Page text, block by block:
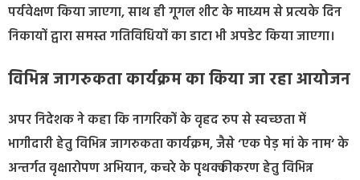
पर्यवेक्षण किया जाएगा, साथ ही गूगल शीट के माध्यम से प्रत्यके दिन
निकायों द्वारा समस्त गतिविधियों का डाटा भी अपडेट किया जाएगा।
विभिन्न जागरुकता कार्यक्रम का किया जा रहा आयोजन
अपर निदेशक ने कहा कि नागरिकों के वृहद रुप से स्वच्छता में
भागीदारी हेतु विभिन्न जागरुकता कार्यक्रम, जैसे ‘एक पेड़ मां के नाम‘ के
अन्तर्गत वृक्षारोपण अभियान, कचरे के पृथक्कीकरण हेतु विभिन्न